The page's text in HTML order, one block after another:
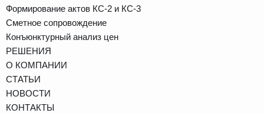
Формирование актов КС-2 и КС-3
Сметное сопровождение
Конъюнктурный анализ цен
РЕШЕНИЯ
О КОМПАНИИ
СТАТЬИ
НОВОСТИ
КОНТАКТЫ